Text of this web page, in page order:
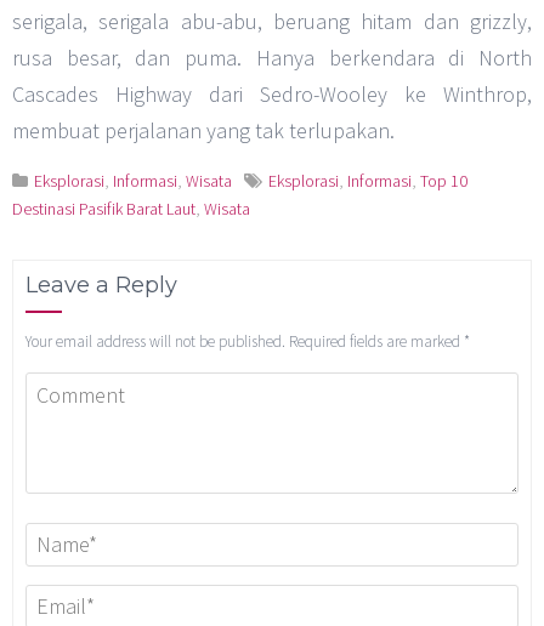
serigala, serigala abu-abu, beruang hitam dan grizzly,
rusa besar, dan puma. Hanya berkendara di North
Cascades Highway dari Sedro-Wooley ke Winthrop,
membuat perjalanan yang tak terlupakan.
Eksplorasi Informasi Wisata Eksplorasi Informasi Top 10
Destinasi Pasifik Barat Laut Wisata
Leave a Reply
Your email address will not be published. Required fields are marked *